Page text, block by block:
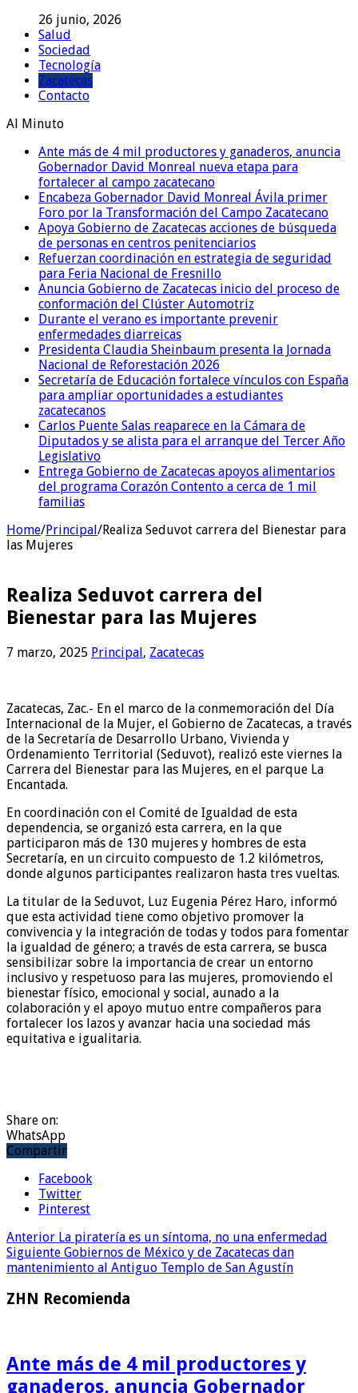
26 junio, 2026
Salud
Sociedad
Tecnología
Zacatecas
Contacto
Al Minuto
Ante más de 4 mil productores y ganaderos, anuncia
Gobernador David Monreal nueva etapa para
fortalecer al campo zacatecano
Encabeza Gobernador David Monreal Ávila primer
Foro por la Transformación del Campo Zacatecano
Apoya Gobierno de Zacatecas acciones de búsqueda
de personas en centros penitenciarios
Refuerzan coordinación en estrategia de seguridad
para Feria Nacional de Fresnillo
Anuncia Gobierno de Zacatecas inicio del proceso de
conformación del Clúster Automotriz
Durante el verano es importante prevenir
enfermedades diarreicas
Presidenta Claudia Sheinbaum presenta la Jornada
Nacional de Reforestación 2026
Secretaría de Educación fortalece vínculos con España
para ampliar oportunidades a estudiantes
zacatecanos
Carlos Puente Salas reaparece en la Cámara de
Diputados y se alista para el arranque del Tercer Año
Legislativo
Entrega Gobierno de Zacatecas apoyos alimentarios
del programa Corazón Contento a cerca de 1 mil
familias
Home/Principal/Realiza Seduvot carrera del Bienestar para
las Mujeres
Realiza Seduvot carrera del
Bienestar para las Mujeres
7 marzo, 2025 Principal, Zacatecas
Zacatecas, Zac.- En el marco de la conmemoración del Día
Internacional de la Mujer, el Gobierno de Zacatecas, a través
de la Secretaría de Desarrollo Urbano, Vivienda y
Ordenamiento Territorial (Seduvot), realizó este viernes la
Carrera del Bienestar para las Mujeres, en el parque La
Encantada.
En coordinación con el Comité de Igualdad de esta
dependencia, se organizó esta carrera, en la que
participaron más de 130 mujeres y hombres de esta
Secretaría, en un circuito compuesto de 1.2 kilómetros,
donde algunos participantes realizaron hasta tres vueltas.
La titular de la Seduvot, Luz Eugenia Pérez Haro, informó
que esta actividad tiene como objetivo promover la
convivencia y la integración de todas y todos para fomentar
la igualdad de género; a través de esta carrera, se busca
sensibilizar sobre la importancia de crear un entorno
inclusivo y respetuoso para las mujeres, promoviendo el
bienestar físico, emocional y social, aunado a la
colaboración y el apoyo mutuo entre compañeros para
fortalecer los lazos y avanzar hacia una sociedad más
equitativa e igualitaria.
Share on:
WhatsApp
Compartir
Facebook
Twitter
Pinterest
Anterior La piratería es un síntoma, no una enfermedad
Siguiente Gobiernos de México y de Zacatecas dan
mantenimiento al Antiguo Templo de San Agustín
ZHN Recomienda
Ante más de 4 mil productores y
ganaderos, anuncia Gobernador